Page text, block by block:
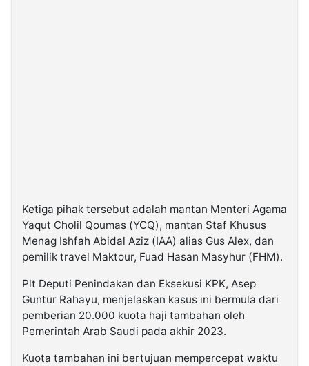
Ketiga pihak tersebut adalah mantan Menteri Agama
Yaqut Cholil Qoumas (YCQ), mantan Staf Khusus
Menag Ishfah Abidal Aziz (IAA) alias Gus Alex, dan
pemilik travel Maktour, Fuad Hasan Masyhur (FHM).
Plt Deputi Penindakan dan Eksekusi KPK, Asep
Guntur Rahayu, menjelaskan kasus ini bermula dari
pemberian 20.000 kuota haji tambahan oleh
Pemerintah Arab Saudi pada akhir 2023.
Kuota tambahan ini bertujuan mempercepat waktu